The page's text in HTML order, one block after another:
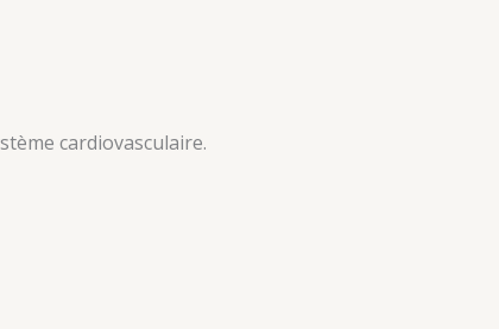
cardiovasculaire.